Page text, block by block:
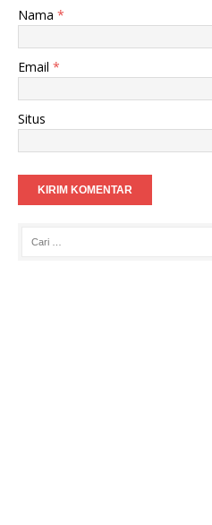
Nama *
Email *
Situs